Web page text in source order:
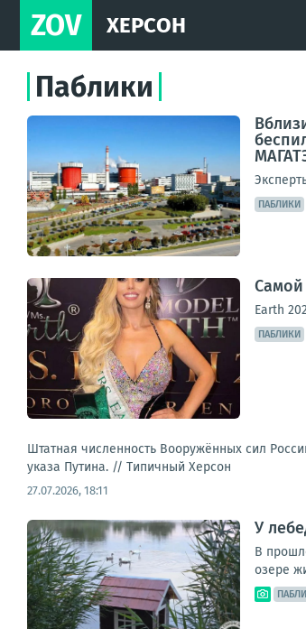
ZOV ХЕРСОН
Паблики
ПАБЛИКИ
Earth
ПАБЛИКИ
Штатная численность Вооружённых сил
указа Путина. // Типичный Херсон
27.07.2026, 18:11
У
В
озере